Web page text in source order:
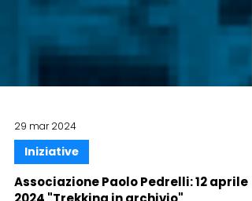
29 mar 2024
Iniziative